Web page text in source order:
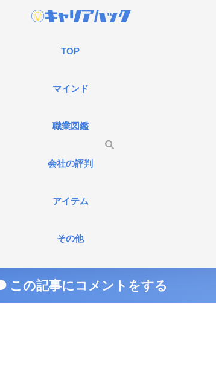
TOP
マインド
職業図鑑
会社の評判
アイテム
その他
この記事にコメントをする